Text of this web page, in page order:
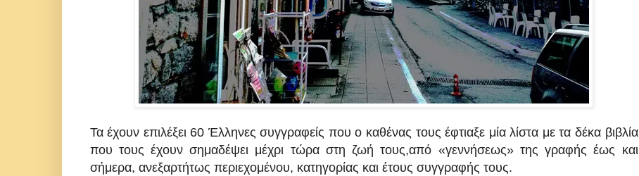
Τα έχουν επιλέξει 60 Έλληνες συγγραφείς που ο καθένας τους έφτιαξε μία λίστα με τα δέκα βιβλία
που τους έχουν σημαδέψει μέχρι τώρα στη ζωή τους,από «γεννήσεως» της γραφής έως και
σήμερα, ανεξαρτήτως περιεχομένου, κατηγορίας και έτους συγγραφής τους.